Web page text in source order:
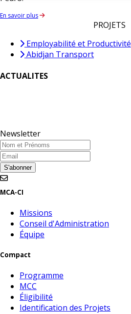
En savoir plus
PROJETS
Employabilité et Productivité
Abidjan Transport
ACTUALITES
Newsletter
Nom et Prénoms
Email
S'abonner
MCA-CI
Missions
Conseil d'Administration
Équipe
Compact
Programme
MCC
Éligibilité
Identification des Projets